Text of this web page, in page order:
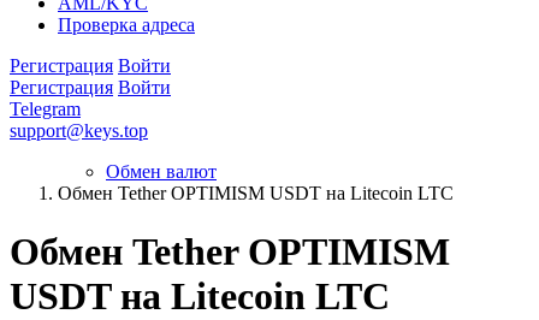
Проверка адреса
Регистрация Войти
Регистрация Войти
Telegram
support@keys.top
Обмен валют
Обмен Tether OPTIMISM USDT на Litecoin LTC
Обмен Tether OPTIMISM
USDT на Litecoin LTC